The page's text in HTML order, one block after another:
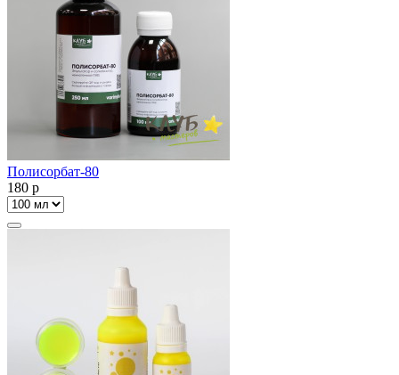
Полисорбат-80
180 p